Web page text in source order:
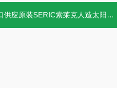
应原装SERIC索莱克人造太阳能照明XC-100EF